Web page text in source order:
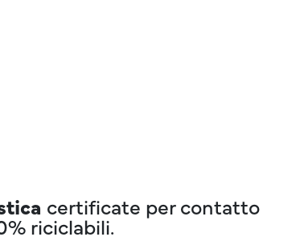
certificate per contatto
riciclabili.